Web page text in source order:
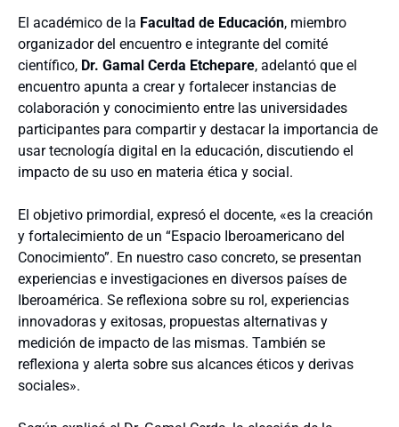
El académico de la Facultad de Educación, miembro
organizador del encuentro e integrante del comité
científico, Dr. Gamal Cerda Etchepare, adelantó que el
encuentro apunta a crear y fortalecer instancias de
colaboración y conocimiento entre las universidades
participantes para compartir y destacar la importancia de
usar tecnología digital en la educación, discutiendo el
impacto de su uso en materia ética y social.
El objetivo primordial, expresó el docente, «es la creación
y fortalecimiento de un “Espacio Iberoamericano del
Conocimiento”. En nuestro caso concreto, se presentan
experiencias e investigaciones en diversos países de
Iberoamérica. Se reflexiona sobre su rol, experiencias
innovadoras y exitosas, propuestas alternativas y
medición de impacto de las mismas. También se
reflexiona y alerta sobre sus alcances éticos y derivas
sociales».